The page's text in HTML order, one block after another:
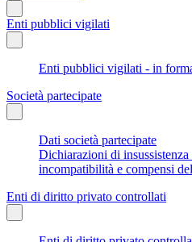
Enti pubblici vigilati
Enti pubblici vigilati - in
Società partecipate
Dati società partecipate
Dichiarazioni di
incompatibilità e compensi
Enti di diritto privato controllati